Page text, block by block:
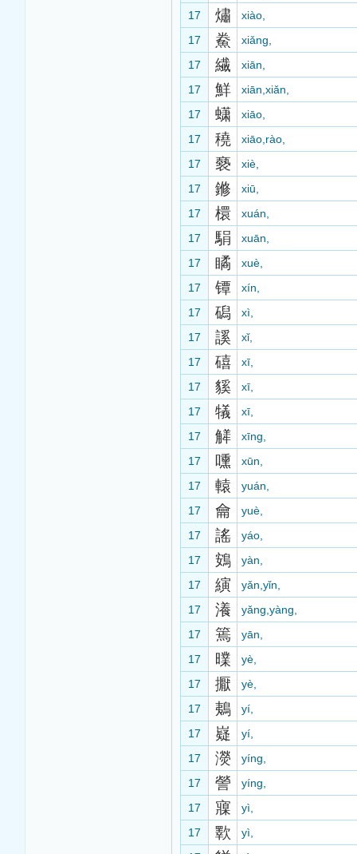
17
熽
xiào,
17
鮝
xiǎng,
17
繊
xiān,
17
鮮
xiān,xiǎn,
17
蟏
xiāo,
17
穘
xiāo,rào,
17
褻
xiè,
17
鎀
xiū,
17
檈
xuán,
17
駽
xuān,
17
瞲
xuè,
17
镡
xín,
17
磶
xì,
17
謑
xǐ,
17
礂
xī,
17
貕
xī,
17
犠
xī,
17
觲
xīng,
17
嚑
xūn,
17
轅
yuán,
17
龠
yuè,
17
謠
yáo,
17
鴳
yàn,
17
縯
yǎn,yǐn,
17
瀁
yǎng,yàng,
17
篶
yān,
17
曗
yè,
17
擫
yè,
17
鴺
yí,
17
嶷
yí,
17
濙
yíng,
17
謍
yíng,
17
寱
yì,
17
歝
yì,